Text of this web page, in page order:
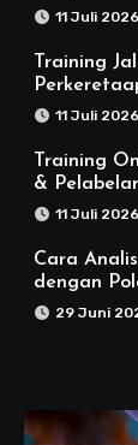
11 Juli 2026
Training
11 Juli 2026
Training
&
11 Juli 2026
Cara
dengan
29 Juni